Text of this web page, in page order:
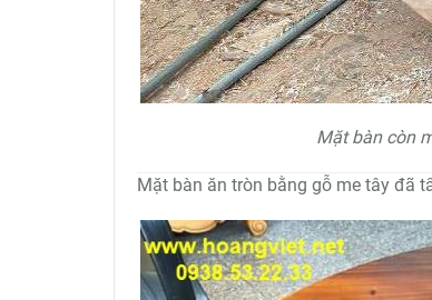
Mặt bàn còn
Mặt bàn ăn tròn bằng gỗ me tây đã